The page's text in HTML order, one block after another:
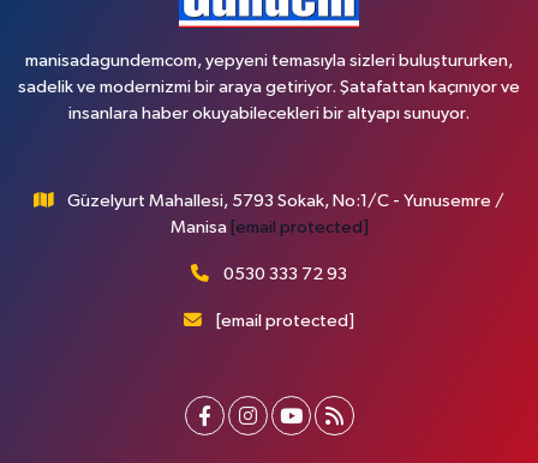
manisadagundemcom, yepyeni temasıyla sizleri buluştururken,
sadelik ve modernizmi bir araya getiriyor. Şatafattan kaçınıyor ve
insanlara haber okuyabilecekleri bir altyapı sunuyor.
Güzelyurt Mahallesi, 5793 Sokak, No:1/C - Yunusemre /
Manisa [email protected]
0530 333 72 93
[email protected]